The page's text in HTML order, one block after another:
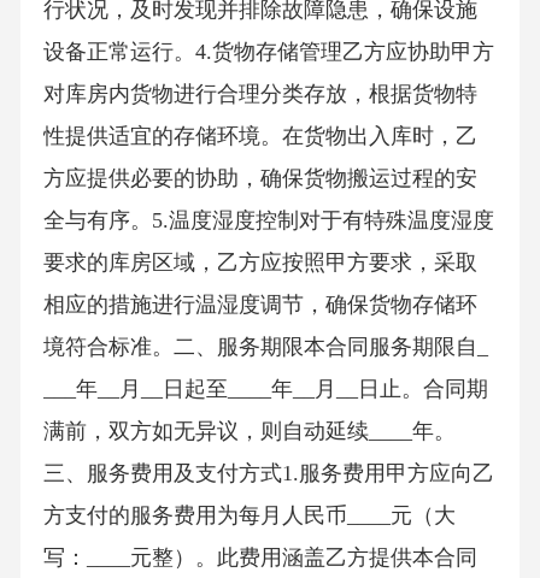
行状况，及时发现并排除故障隐患，确保设施
设备正常运行。4.货物存储管理乙方应协助甲方
对库房内货物进行合理分类存放，根据货物特
性提供适宜的存储环境。在货物出入库时，乙
方应提供必要的协助，确保货物搬运过程的安
全与有序。5.温度湿度控制对于有特殊温度湿度
要求的库房区域，乙方应按照甲方要求，采取
相应的措施进行温湿度调节，确保货物存储环
境符合标准。二、服务期限本合同服务期限自_
___年__月__日起至____年__月__日止。合同期
满前，双方如无异议，则自动延续____年。
三、服务费用及支付方式1.服务费用甲方应向乙
方支付的服务费用为每月人民币____元（大
写：____元整）。此费用涵盖乙方提供本合同